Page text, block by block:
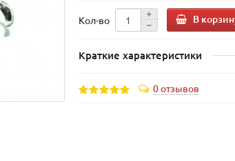
Кол-во В
Краткие характеристики
0 отзывов